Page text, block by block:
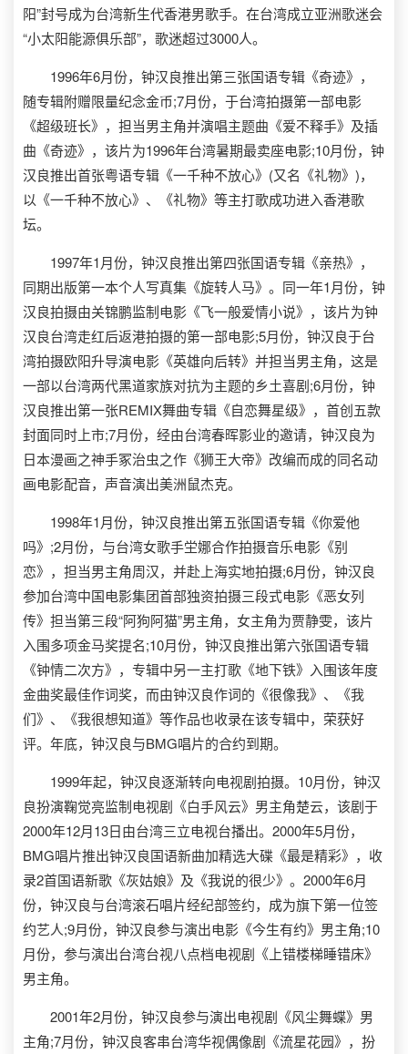
阳”封号成为台湾新生代香港男歌手。在台湾成立亚洲歌迷会
“小太阳能源俱乐部”，歌迷超过3000人。
1996年6月份，钟汉良推出第三张国语专辑《奇迹》，
随专辑附赠限量纪念金币;7月份，于台湾拍摄第一部电影
《超级班长》，担当男主角并演唱主题曲《爱不释手》及插
曲《奇迹》，该片为1996年台湾暑期最卖座电影;10月份，钟
汉良推出首张粤语专辑《一千种不放心》(又名《礼物》)，
以《一千种不放心》、《礼物》等主打歌成功进入香港歌
坛。
1997年1月份，钟汉良推出第四张国语专辑《亲热》，
同期出版第一本个人写真集《旋转人马》。同一年1月份，钟
汉良拍摄由关锦鹏监制电影《飞一般爱情小说》，该片为钟
汉良台湾走红后返港拍摄的第一部电影;5月份，钟汉良于台
湾拍摄欧阳升导演电影《英雄向后转》并担当男主角，这是
一部以台湾两代黑道家族对抗为主题的乡土喜剧;6月份，钟
汉良推出第一张REMIX舞曲专辑《自恋舞星级》，首创五款
封面同时上市;7月份，经由台湾春晖影业的邀请，钟汉良为
日本漫画之神手冢治虫之作《狮王大帝》改编而成的同名动
画电影配音，声音演出美洲鼠杰克。
1998年1月份，钟汉良推出第五张国语专辑《你爱他
吗》;2月份，与台湾女歌手坣娜合作拍摄音乐电影《别
恋》，担当男主角周汉，并赴上海实地拍摄;6月份，钟汉良
参加台湾中国电影集团首部独资拍摄三段式电影《恶女列
传》担当第三段“阿狗阿猫”男主角，女主角为贾静雯，该片
入围多项金马奖提名;10月份，钟汉良推出第六张国语专辑
《钟情二次方》，专辑中另一主打歌《地下铁》入围该年度
金曲奖最佳作词奖，而由钟汉良作词的《很像我》、《我
们》、《我很想知道》等作品也收录在该专辑中，荣获好
评。年底，钟汉良与BMG唱片的合约到期。
1999年起，钟汉良逐渐转向电视剧拍摄。10月份，钟汉
良扮演鞠觉亮监制电视剧《白手风云》男主角楚云，该剧于
2000年12月13日由台湾三立电视台播出。2000年5月份，
BMG唱片推出钟汉良国语新曲加精选大碟《最是精彩》，收
录2首国语新歌《灰姑娘》及《我说的很少》。2000年6月
份，钟汉良与台湾滚石唱片经纪部签约，成为旗下第一位签
约艺人;9月份，钟汉良参与演出电影《今生有约》男主角;10
月份，参与演出台湾台视八点档电视剧《上错楼梯睡错床》
男主角。
2001年2月份，钟汉良参与演出电视剧《风尘舞蝶》男
主角;7月份，钟汉良客串台湾华视偶像剧《流星花园》，扮